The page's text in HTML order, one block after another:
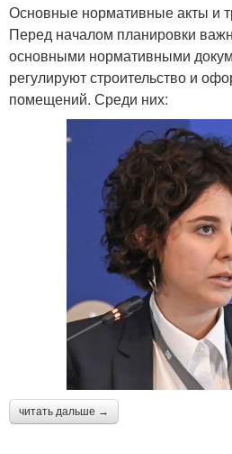
Основные нормативные акты и
Перед началом планировки
основными нормативными
регулируют строительство и
помещений. Среди них:
читать дальше →